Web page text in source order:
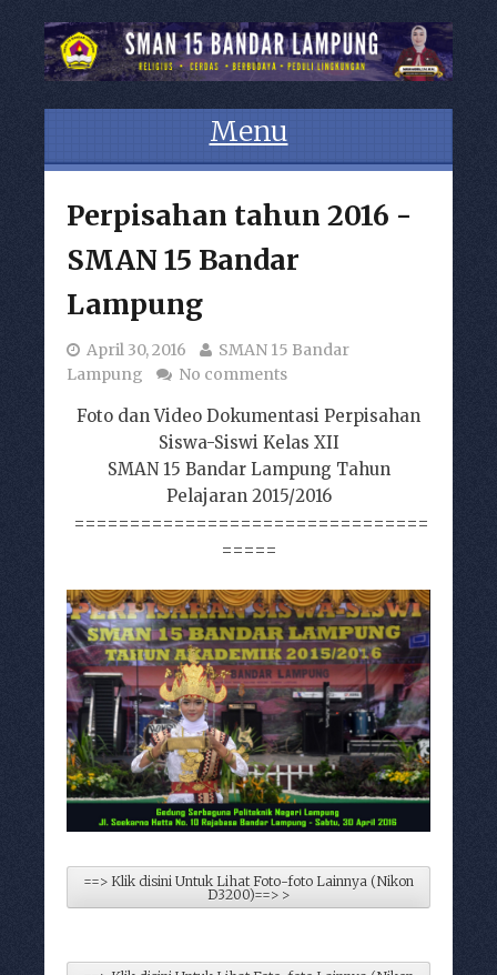
Menu
Perpisahan tahun 2016 -
SMAN 15 Bandar
Lampung
April 30, 2016
SMAN 15 Bandar
Lampung
No comments
Foto dan Video Dokumentasi Perpisahan
Siswa-Siswi Kelas XII
SMAN 15 Bandar Lampung Tahun
Pelajaran 2015/2016
================================
=====
==> Klik disini Untuk Lihat Foto-foto Lainnya (Nikon
D3200)==> >